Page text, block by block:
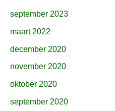
september 2023
maart 2022
december 2020
november 2020
oktober 2020
september 2020